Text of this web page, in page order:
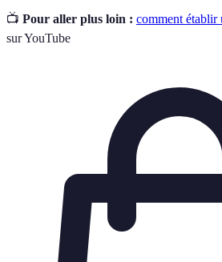
📺 Pour aller plus loin : comment établir
sur YouTube